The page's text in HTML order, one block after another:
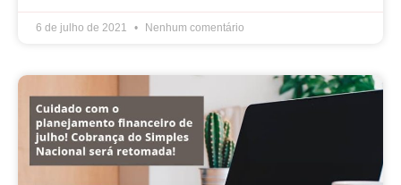
6 de julho de 2021 Nenhum comentário